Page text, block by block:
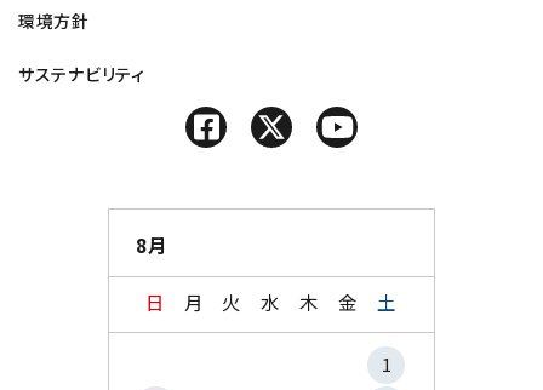
環境方針
サステナビリティ
8月
日 月 火 水 木 金 土
1